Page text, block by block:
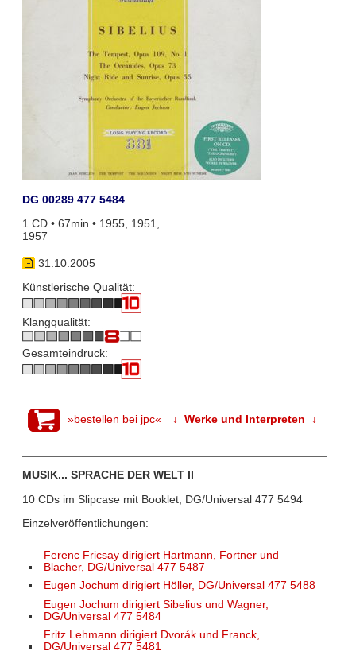
DG 00289 477 5484
1 CD • 67min • 1955, 1951,
1957
31.10.2005
Künstlerische Qualität:
Klangqualität:
Gesamteindruck:
»bestellen bei jpc« ↓ Werke und Interpreten ↓
MUSIK... SPRACHE DER WELT II
10 CDs im Slipcase mit Booklet, DG/Universal 477 5494
Einzelveröffentlichungen:
Ferenc Fricsay dirigiert Hartmann, Fortner und
Blacher, DG/Universal 477 5487
Eugen Jochum dirigiert Höller, DG/Universal 477 5488
Eugen Jochum dirigiert Sibelius und Wagner,
DG/Universal 477 5484
Fritz Lehmann dirigiert Dvorák und Franck,
DG/Universal 477 5481